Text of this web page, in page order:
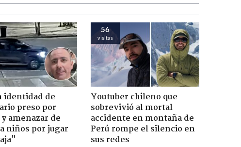
identidad de
preso por
amenazar de
niños por jugar
56
visitas
Youtuber chileno que
sobrevivió al mortal
accidente en montaña de
Perú rompe el silencio en
sus redes